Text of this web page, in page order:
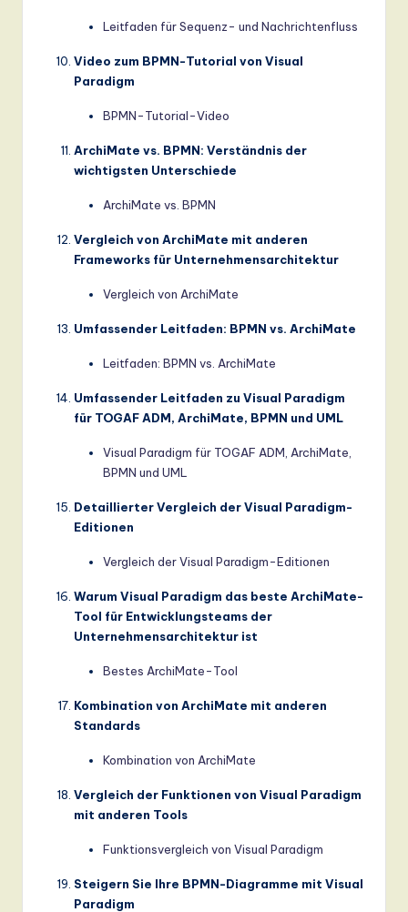
Leitfaden für Sequenz- und Nachrichtenfluss
Video zum BPMN-Tutorial von Visual
Paradigm
BPMN-Tutorial-Video
ArchiMate vs. BPMN: Verständnis der
wichtigsten Unterschiede
ArchiMate vs. BPMN
Vergleich von ArchiMate mit anderen
Frameworks für Unternehmensarchitektur
Vergleich von ArchiMate
Umfassender Leitfaden: BPMN vs. ArchiMate
Leitfaden: BPMN vs. ArchiMate
Umfassender Leitfaden zu Visual Paradigm
für TOGAF ADM, ArchiMate, BPMN und UML
Visual Paradigm für TOGAF ADM, ArchiMate,
BPMN und UML
Detaillierter Vergleich der Visual Paradigm-
Editionen
Vergleich der Visual Paradigm-Editionen
Warum Visual Paradigm das beste ArchiMate-
Tool für Entwicklungsteams der
Unternehmensarchitektur ist
Bestes ArchiMate-Tool
Kombination von ArchiMate mit anderen
Standards
Kombination von ArchiMate
Vergleich der Funktionen von Visual Paradigm
mit anderen Tools
Funktionsvergleich von Visual Paradigm
Steigern Sie Ihre BPMN-Diagramme mit Visual
Paradigm